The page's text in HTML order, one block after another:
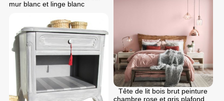
mur blanc et linge blanc
Tête de lit bois brut peinture
chambre rose et gris plafond